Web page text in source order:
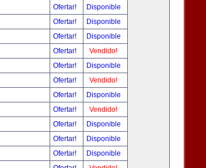
Ofertar!
Disponible
Ofertar!
Disponible
Ofertar!
Disponible
Ofertar!
Vendido!
Ofertar!
Disponible
Ofertar!
Vendido!
Ofertar!
Disponible
Ofertar!
Vendido!
Ofertar!
Disponible
Ofertar!
Disponible
Ofertar!
Disponible